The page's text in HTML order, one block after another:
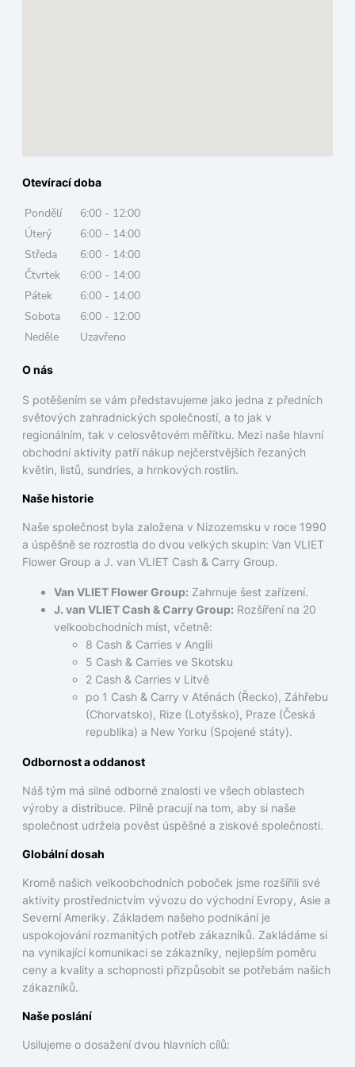
Otevírací doba
Pondělí
6:00 - 12:00
Úterý
6:00 - 14:00
Středa
6:00 - 14:00
Čtvrtek
6:00 - 14:00
Pátek
6:00 - 14:00
Sobota
6:00 - 12:00
Neděle
Uzavřeno
O nás
S potěšením se vám představujeme jako jedna z předních
světových zahradnických společností, a to jak v
regionálním, tak v celosvětovém měřítku. Mezi naše hlavní
obchodní aktivity patří nákup nejčerstvějších řezaných
květin, listů, sundries, a hrnkových rostlin.
Naše historie
Naše společnost byla založena v Nizozemsku v roce 1990
a úspěšně se rozrostla do dvou velkých skupin: Van VLIET
Flower Group a J. van VLIET Cash & Carry Group.
Van VLIET Flower Group: Zahrnuje šest zařízení.
J. van VLIET Cash & Carry Group: Rozšíření na 20
velkoobchodních míst, včetně:
8 Cash & Carries v Anglii
5 Cash & Carries ve Skotsku
2 Cash & Carries v Litvě
po 1 Cash & Carry v Aténách (Řecko), Záhřebu
(Chorvatsko), Rize (Lotyšsko), Praze (Česká
republika) a New Yorku (Spojené státy).
Odbornost a oddanost
Náš tým má silné odborné znalosti ve všech oblastech
výroby a distribuce. Pilně pracují na tom, aby si naše
společnost udržela pověst úspěšné a ziskové společnosti.
Globální dosah
Kromě našich velkoobchodních poboček jsme rozšířili své
aktivity prostřednictvím vývozu do východní Evropy, Asie a
Severní Ameriky. Základem našeho podnikání je
uspokojování rozmanitých potřeb zákazníků. Zakládáme si
na vynikající komunikaci se zákazníky, nejlepším poměru
ceny a kvality a schopnosti přizpůsobit se potřebám našich
zákazníků.
Naše poslání
Usilujeme o dosažení dvou hlavních cílů: